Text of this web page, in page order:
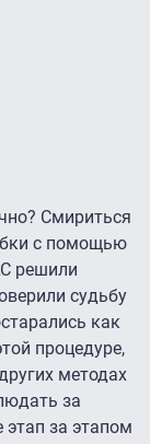
Смириться
с помощью
решили
судьбу
как
процедуре,
методах
за
за этапом